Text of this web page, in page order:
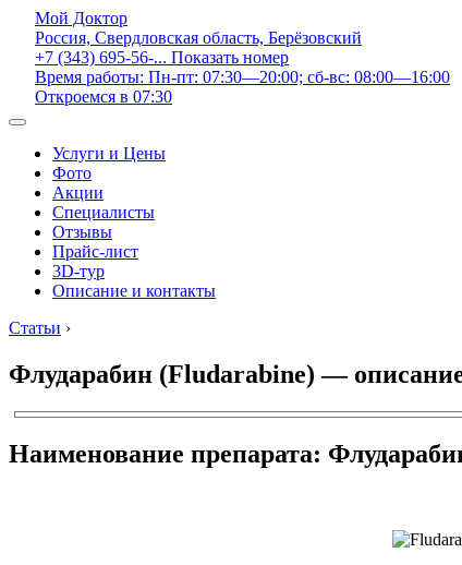
Мой Доктор
Россия, Свердловская область, Берёзовский
+7 (343) 695-56-... Показать номер
Время работы: Пн-пт: 07:30—20:00; сб-вс: 08:00—16:00
Откроемся в 07:30
Услуги и Цены
Фото
Акции
Специалисты
Отзывы
Прайс-лист
3D-тур
Описание и контакты
Статьи ›
Флударабин (Fludarabine) —
Наименование препарата: